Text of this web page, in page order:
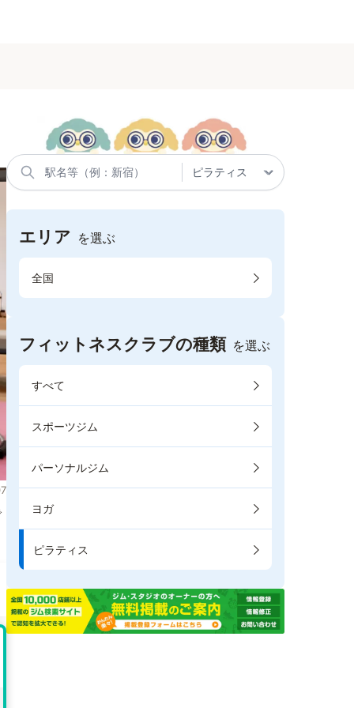
エリア を選ぶ
全国
フィットネスクラブの種類 を選ぶ
すべて
スポーツジム
パーソナルジム
ヨガ
ピラティス